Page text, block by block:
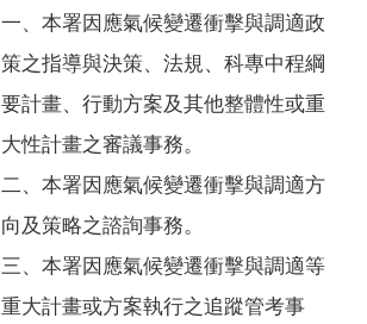
一、本署因應氣候變遷衝擊與調適政
策之指導與決策、法規、科專中程綱
要計畫、行動方案及其他整體性或重
大性計畫之審議事務。
二、本署因應氣候變遷衝擊與調適方
向及策略之諮詢事務。
三、本署因應氣候變遷衝擊與調適等
重大計畫或方案執行之追蹤管考事